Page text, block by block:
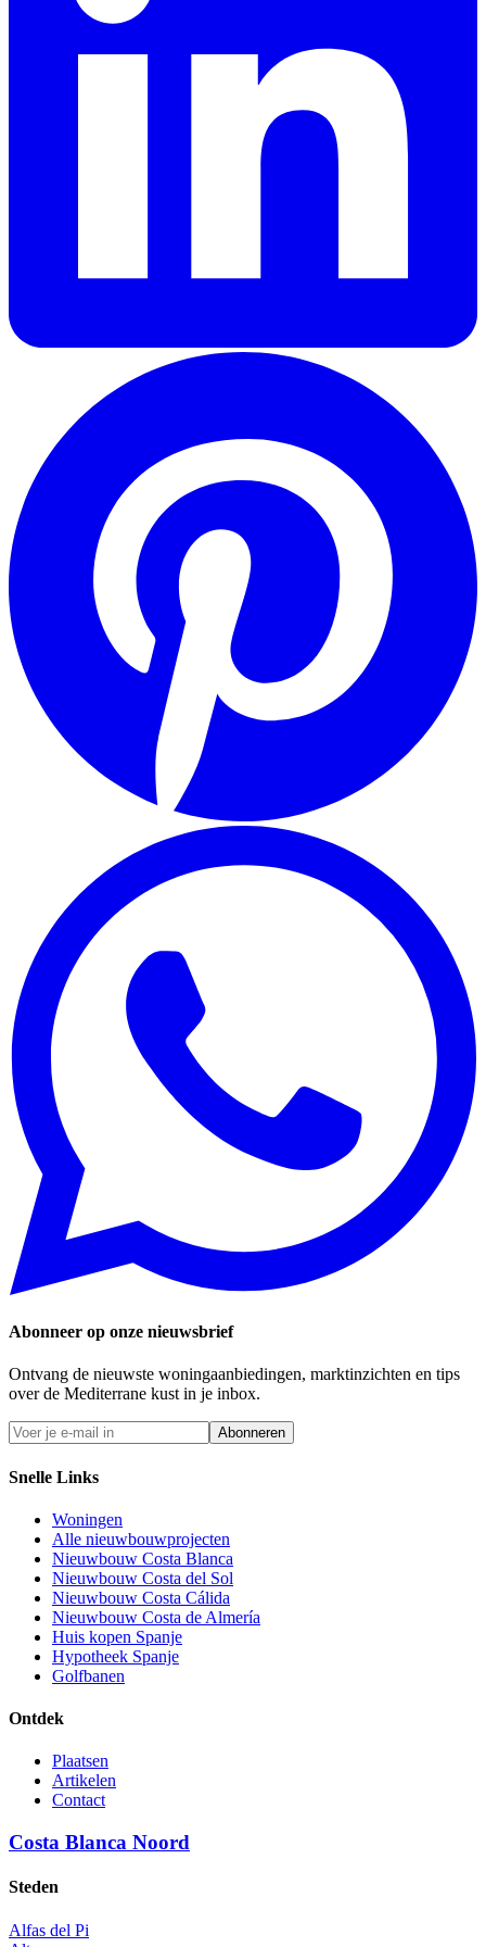
Abonneer op onze nieuwsbrief
Ontvang de nieuwste woningaanbiedingen, marktinzichten en tips
over de Mediterrane kust in je inbox.
Abonneren
Snelle Links
Woningen
Alle nieuwbouwprojecten
Nieuwbouw Costa Blanca
Nieuwbouw Costa del Sol
Nieuwbouw Costa Cálida
Nieuwbouw Costa de Almería
Huis kopen Spanje
Hypotheek Spanje
Golfbanen
Ontdek
Plaatsen
Artikelen
Contact
Costa Blanca Noord
Steden
Alfas del Pi